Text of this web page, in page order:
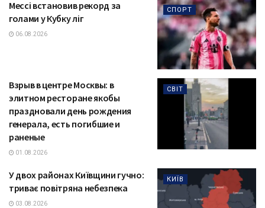
СПОРТ
Мессі встановив рекорд за
голами у Кубку ліг
06.08.2026
СВІТ
Взрыв в центре Москвы: в
элитном ресторане якобы
праздновали день рождения
генерала, есть погибшие и
раненые
01.08.2026
КИЇВ
У двох районах Київщини гучно:
триває повітряна небезпека
03.08.2026